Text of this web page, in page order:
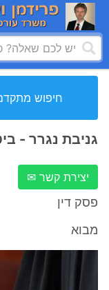
חיפוש
גניבת נגרר -
יצירת קשר ✉
פסק דין
מבוא